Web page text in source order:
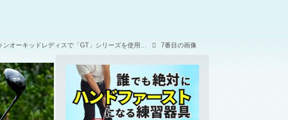
開幕戦ダイキンオーキッドレディスで「GT」シリーズを使用した女子プロ11人 7番目の画像